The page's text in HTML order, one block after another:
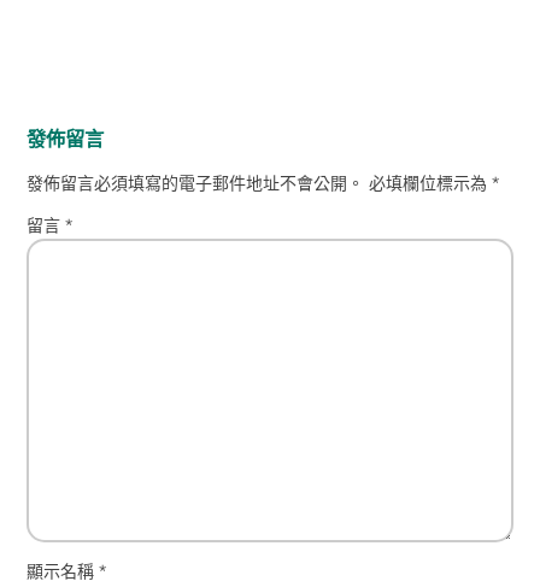
發佈留言
發佈留言必須填寫的電子郵件地址不會公開。 必填欄位標示為*
留言*
顯示名稱*